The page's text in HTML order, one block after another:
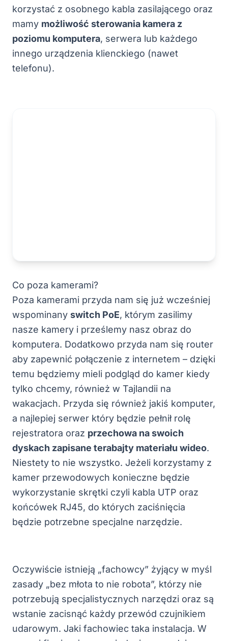
korzystać z osobnego kabla zasilającego oraz
mamy możliwość sterowania kamera z
poziomu komputera, serwera lub każdego
innego urządzenia klienckiego (nawet
telefonu).
Co poza kamerami?
Poza kamerami przyda nam się już wcześniej
wspominany switch PoE, którym zasilimy
nasze kamery i prześlemy nasz obraz do
komputera. Dodatkowo przyda nam się router
aby zapewnić połączenie z internetem – dzięki
temu będziemy mieli podgląd do kamer kiedy
tylko chcemy, również w Tajlandii na
wakacjach. Przyda się również jakiś komputer,
a najlepiej serwer który będzie pełnił rolę
rejestratora oraz przechowa na swoich
dyskach zapisane terabajty materiału wideo.
Niestety to nie wszystko. Jeżeli korzystamy z
kamer przewodowych konieczne będzie
wykorzystanie skrętki czyli kabla UTP oraz
końcówek RJ45, do których zaciśnięcia
będzie potrzebne specjalne narzędzie.
Oczywiście istnieją „fachowcy” żyjący w myśl
zasady „bez młota to nie robota”, którzy nie
potrzebują specjalistycznych narzędzi oraz są
wstanie zacisnąć każdy przewód czujnikiem
udarowym. Jaki fachowiec taka instalacja. W